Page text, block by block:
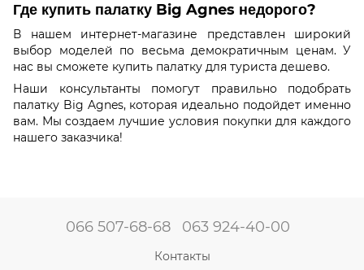
Где купить палатку Big Agnes недорого?
В нашем интернет-магазине представлен широкий
выбор моделей по весьма демократичным ценам. У
нас вы сможете купить палатку для туриста дешево.
Наши консультанты помогут правильно подобрать
палатку Big Agnes, которая идеально подойдет именно
вам. Мы создаем лучшие условия покупки для каждого
нашего заказчика!
066 507-68-68 063 924-40-00
Контакты